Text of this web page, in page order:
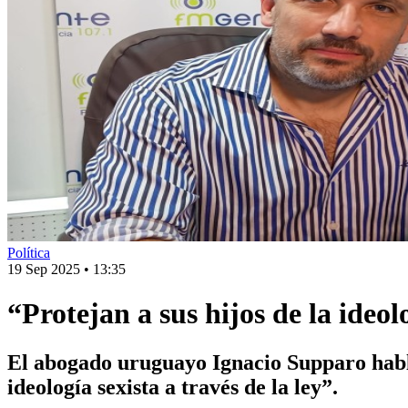
Política
19 Sep 2025 • 13:35
“Protejan a sus hijos de la
El abogado uruguayo Ignacio Supparo
ideología sexista a través de la ley”.